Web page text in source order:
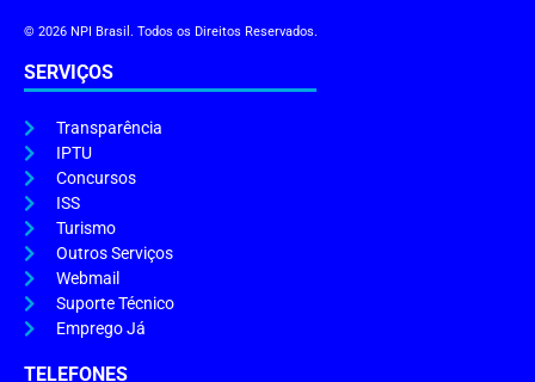
© 2026 NPI Brasil. Todos os Direitos Reservados.
SERVIÇOS
Transparência
IPTU
Concursos
ISS
Turismo
Outros Serviços
Webmail
Suporte Técnico
Emprego Já
TELEFONES